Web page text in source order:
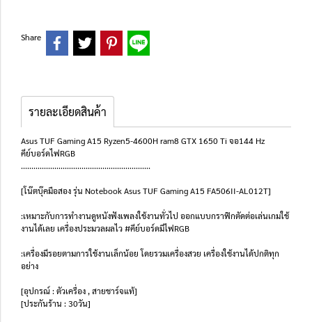
Share
รายละเอียดสินค้า
Asus TUF Gaming A15 Ryzen5-4600H ram8 GTX 1650 Ti จอ144 Hz
คีย์บอร์ดไฟRGB
..............................................................
[โน๊ตบุ๊คมือสอง รุ่น Notebook Asus TUF Gaming A15 FA506II-AL012T]
:เหมาะกับการทำงานดูหนังฟังเพลงใช้งานทั่วไป ออกแบบกราฟิกตัดต่อเล่นเกมใช้
งานได้เลย เครื่องประมวลผลไว #คีย์บอร์ดมีไฟRGB
:เครื่องมีรอยตามการใช้งานเล็กน้อย โดยรวมเครื่องสวย เครื่องใช้งานได้ปกติทุก
อย่าง
[อุปกรณ์ : ตัวเครื่อง , สายชาร์จแท้]
[ประกันร้าน : 30วัน]